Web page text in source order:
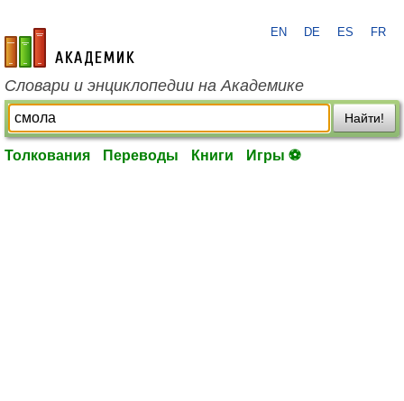
academic.ru
EN DE ES FR
Словари и энциклопедии на Академике
Найти!
Толкования Переводы Книги Игры ⚽